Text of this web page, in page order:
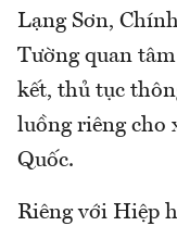
Lạng Sơn,
Tường quan
kết, thủ tục
luồng riêng cho
Quốc.
Riêng với Hiệp